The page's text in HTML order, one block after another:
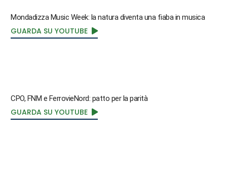
Mondadizza Music Week: la natura diventa una fiaba in musica
GUARDA SU YOUTUBE
CPO, FNM e FerrovieNord: patto per la parità
GUARDA SU YOUTUBE